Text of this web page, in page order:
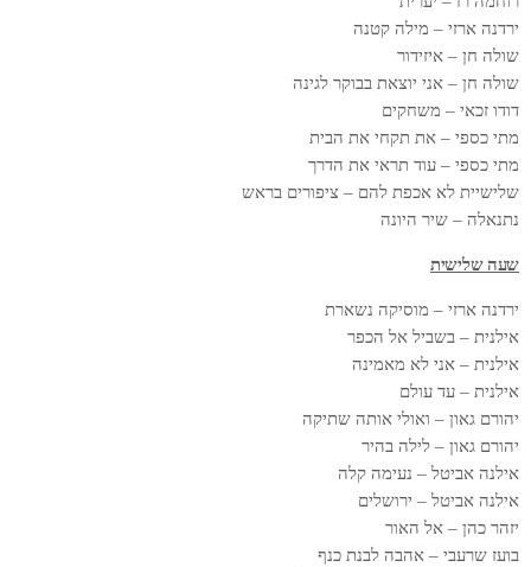
ירדנה ארזי – מילה קטנה
שולה חן – איזידור
שולה חן – אני יוצאת בבוקר לגינה
דודו זכאי – משחקים
מתי כספי – את תקחי את הבית
מתי כספי – עוד תראי את הדרך
שלישיית לא אכפת להם – ציפורים בראש
נתנאלה – שיר היונה
שעה שלישית
ירדנה ארזי – מוסיקה נשארת
אילנית – בשביל אל הכפר
אילנית – אני לא מאמינה
אילנית – עד עולם
יהורם גאון – ואולי אותה שתיקה
יהורם גאון – לילה בהיר
אילנה אביטל – נעימה קלה
אילנה אביטל – ירושלים
יזהר כהן – אל האור
בועז שרעבי – אהבה לבנת כנף